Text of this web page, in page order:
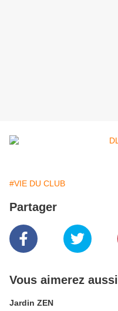
#VIE DU CLUB
Partager
Vous aimerez aussi
Jardin ZEN